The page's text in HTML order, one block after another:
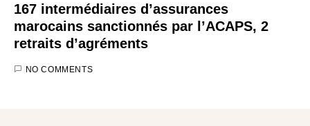
167 intermédiaires d’assurances
marocains sanctionnés par l’ACAPS, 2
retraits d’agréments
NO COMMENTS